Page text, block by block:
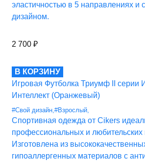
эластичностью в 5 направлениях и
дизайном.
2 700 ₽
В КОРЗИНУ
Игровая Футболка Триумф II серии
Интеллект (Оранжевый)
#Свой дизайн,#Взрослый,
Спортивная одежда от Cikers
профессиональных и любительских
Изготовлена из
гипоаллергенных материалов с